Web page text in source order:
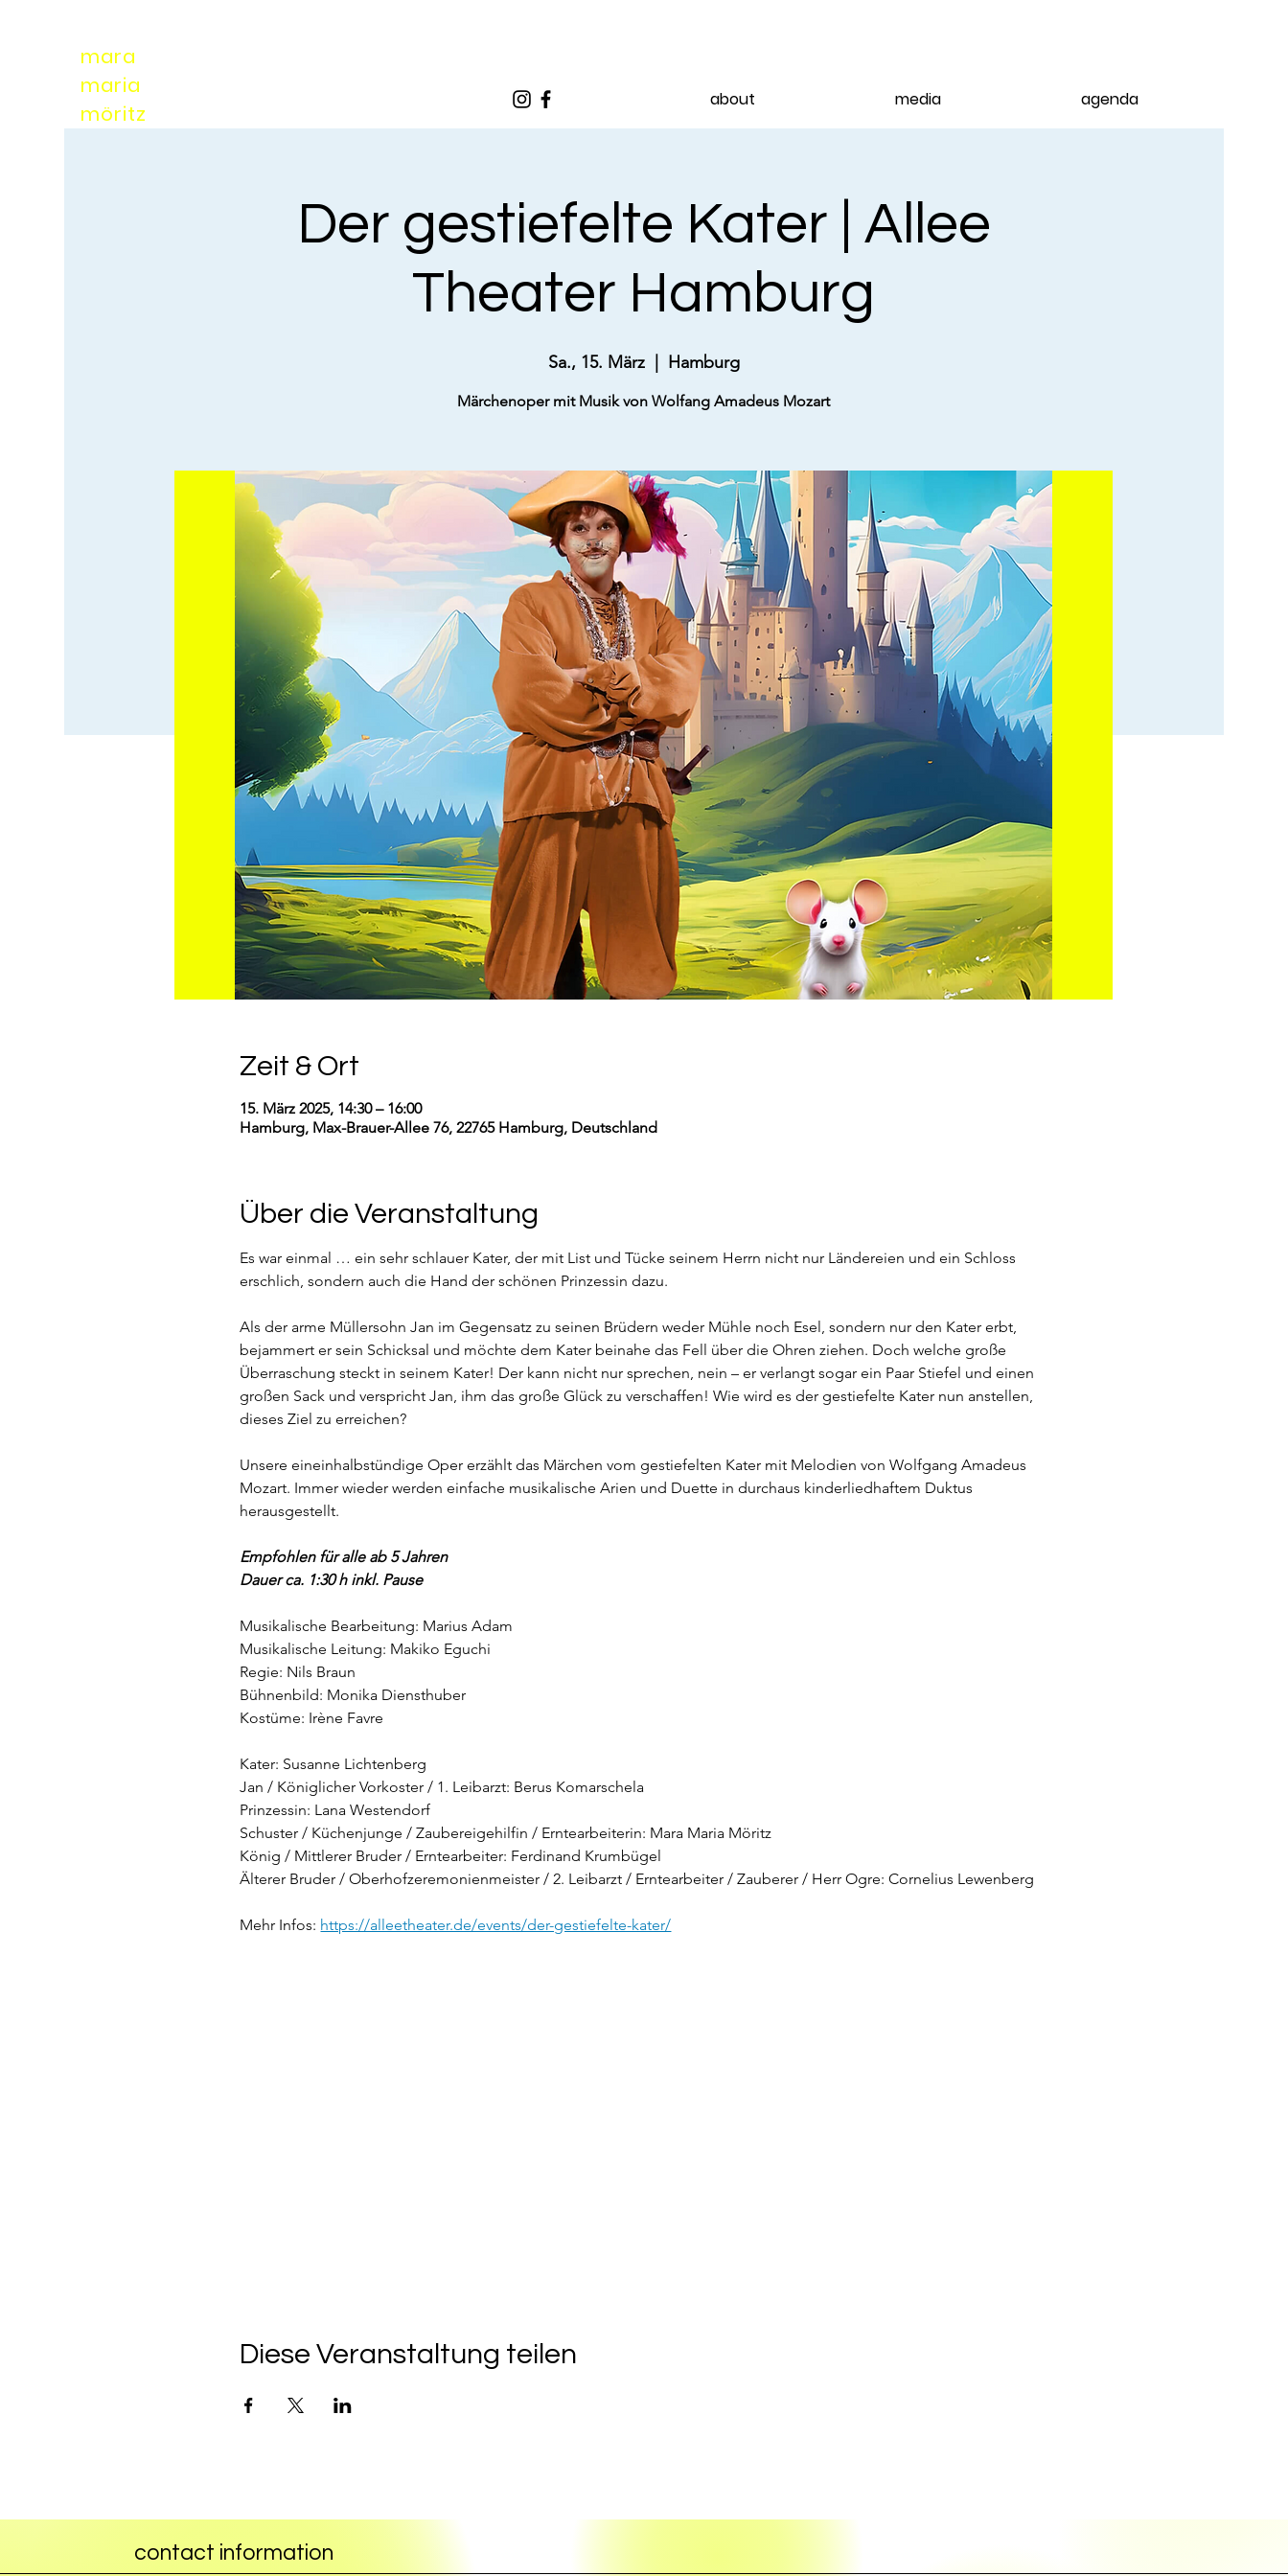
mara
maria
möritz
about media agenda
Der gestiefelte Kater | Allee
Theater Hamburg
Sa., 15. März
  |
Hamburg
Märchenoper mit Musik von Wolfang Amadeus Mozart
Zeit & Ort
15. März 2025, 14:30 – 16:00
Hamburg, Max-Brauer-Allee 76, 22765 Hamburg, Deutschland
Über die Veranstaltung
Es war einmal … ein sehr schlauer Kater, der mit List und Tücke seinem Herrn nicht nur Ländereien und ein Schloss
erschlich, sondern auch die Hand der schönen Prinzessin dazu.
Als der arme Müllersohn Jan im Gegensatz zu seinen Brüdern weder Mühle noch Esel, sondern nur den Kater erbt,
bejammert er sein Schicksal und möchte dem Kater beinahe das Fell über die Ohren ziehen. Doch welche große
Überraschung steckt in seinem Kater! Der kann nicht nur sprechen, nein – er verlangt sogar ein Paar Stiefel und einen
großen Sack und verspricht Jan, ihm das große Glück zu verschaffen! Wie wird es der gestiefelte Kater nun anstellen,
dieses Ziel zu erreichen?
Unsere eineinhalbstündige Oper erzählt das Märchen vom gestiefelten Kater mit Melodien von Wolfgang Amadeus
Mozart. Immer wieder werden einfache musikalische Arien und Duette in durchaus kinderliedhaftem Duktus
herausgestellt.
Empfohlen für alle ab 5 Jahren
Dauer ca. 1:30 h inkl. Pause
Musikalische Bearbeitung: Marius Adam
Musikalische Leitung: Makiko Eguchi
Regie: Nils Braun
Bühnenbild: Monika Diensthuber
Kostüme: Irène Favre
Kater: Susanne Lichtenberg
Jan / Königlicher Vorkoster / 1. Leibarzt: Berus Komarschela
Prinzessin: Lana Westendorf
Schuster / Küchenjunge / Zaubereigehilfin / Erntearbeiterin: Mara Maria Möritz
König / Mittlerer Bruder / Erntearbeiter: Ferdinand Krumbügel
Älterer Bruder / Oberhofzeremonienmeister / 2. Leibarzt / Erntearbeiter / Zauberer / Herr Ogre: Cornelius Lewenberg
Mehr Infos: https://alleetheater.de/events/der-gestiefelte-kater/
Diese Veranstaltung teilen
contact information